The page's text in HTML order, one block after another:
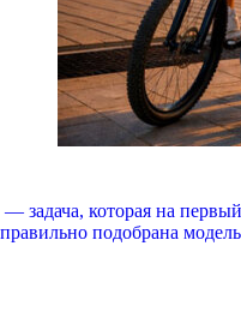
задача, которая на
подобрана